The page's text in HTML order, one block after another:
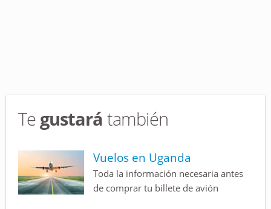
Te gustará también
Vuelos en Uganda
Toda la información necesaria antes
de comprar tu billete de avión